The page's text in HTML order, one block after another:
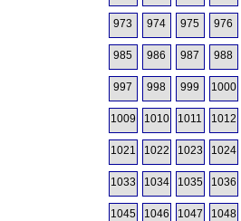
973 974 975 976
985 986 987 988
997 998 999 1000
1009 1010 1011 1012
1021 1022 1023 1024
1033 1034 1035 1036
1045 1046 1047 1048